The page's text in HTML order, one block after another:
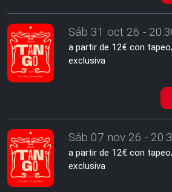
Sáb 31 oct 26 -
a partir de 12€ con
exclusiva
Sáb 07 nov 26 -
a partir de 12€ con
exclusiva